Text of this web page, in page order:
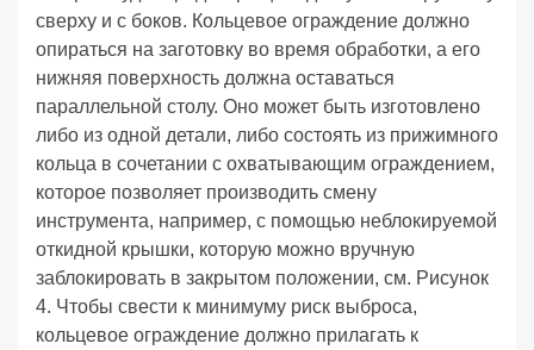
сверху и с боков. Кольцевое ограждение должно
опираться на заготовку во время обработки, а его
нижняя поверхность должна оставаться
параллельной столу. Оно может быть изготовлено
либо из одной детали, либо состоять из прижимного
кольца в сочетании с охватывающим ограждением,
которое позволяет производить смену
инструмента, например, с помощью неблокируемой
откидной крышки, которую можно вручную
заблокировать в закрытом положении, см. Рисунок
4. Чтобы свести к минимуму риск выброса,
кольцевое ограждение должно прилагать к